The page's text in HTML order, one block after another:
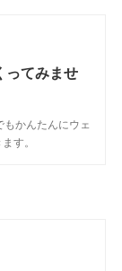
ってみませ
かんたんにウェ
す。